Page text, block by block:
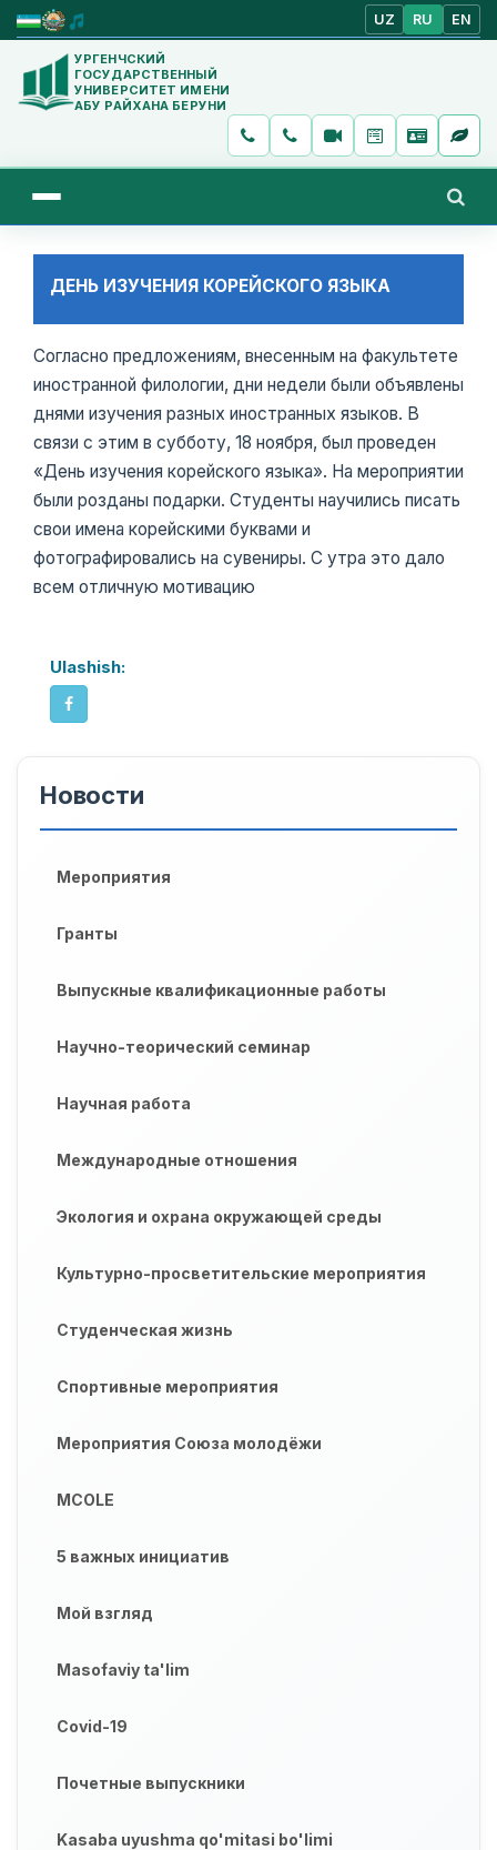
UZ RU EN
УРГЕНЧСКИЙ
ГОСУДАРСТВЕННЫЙ
УНИВЕРСИТЕТ ИМЕНИ
АБУ РАЙХАНА БЕРУНИ
ДЕНЬ ИЗУЧЕНИЯ КОРЕЙСКОГО ЯЗЫКА
Согласно предложениям, внесенным на факультете
иностранной филологии, дни недели были объявлены
днями изучения разных иностранных языков. В
связи с этим в субботу, 18 ноября, был проведен
«День изучения корейского языка». На мероприятии
были розданы подарки. Студенты научились писать
свои имена корейскими буквами и
фотографировались на сувениры. С утра это дало
всем отличную мотивацию
Ulashish:
Новости
Мероприятия
Гранты
Выпускные квалификационные работы
Научно-теорический семинар
Научная работа
Международные отношения
Экология и охрана окружающей среды
Культурно-просветительские мероприятия
Студенческая жизнь
Спортивные мероприятия
Мероприятия Союза молодёжи
MCOLE
5 важных инициатив
Мой взгляд
Masofaviy ta'lim
Covid-19
Почетные выпускники
Kasaba uyushma qo'mitasi bo'limi